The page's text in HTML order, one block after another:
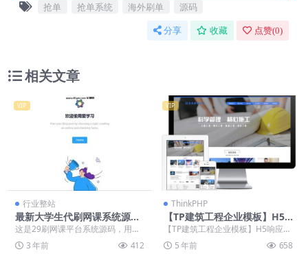
抢单 抢单系统 海外刷单 源码
分享 收藏 点赞(0)
相关文章
VIP
行业整站
最新大学生代刷网课系统源码
刷网课平台系统源码
这是29刷网课平台系统源码，用于
刷网课等亲测可用，使用前，用户
需要先将源码下载至...
3 年前 412
VIP
ThinkPHP
【TP建筑工程企业模板】H5
响应式网站建设工程集团公司
展现网址THINKPHP源码
【TP建筑工程企业模板】H5响应式
网站建设工程集团公司展现网址THI
NKPHP源...
5 年前 658